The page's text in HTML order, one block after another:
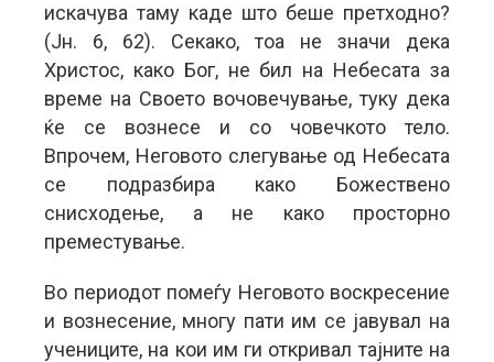
искачува таму каде што беше претходно?
(Јн. 6, 62). Секако, тоа не значи дека
Христос, како Бог, не бил на Небесата за
време на Своето вочовечување, туку дека
ќе се вознесе и со човечкото тело.
Впрочем, Неговото слегување од Небесата
се подразбира како Божествено
снисходење, а не како просторно
преместување.
Во периодот помеѓу Неговото воскресение
и вознесение, многу пати им се јавувал на
учениците, на кои им ги откривал тајните на